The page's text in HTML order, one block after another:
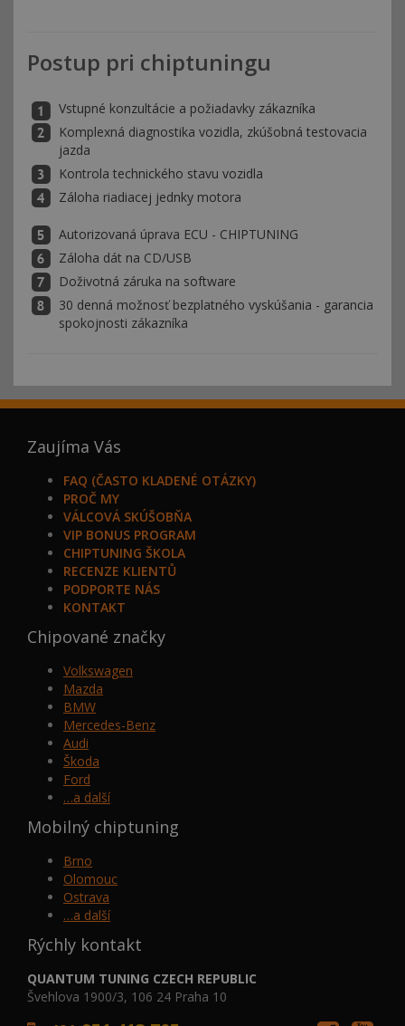
Postup pri chiptuningu
Vstupné konzultácie a požiadavky zákazníka
Komplexná diagnostika vozidla, zkúšobná testovacia
jazda
Kontrola technického stavu vozidla
Záloha riadiacej jednky motora
Autorizovaná úprava ECU - CHIPTUNING
Záloha dát na CD/USB
Doživotná záruka na software
30 denná možnosť bezplatného vyskúšania - garancia
spokojnosti zákazníka
Zaujíma Vás
FAQ (ČASTO KLADENÉ OTÁZKY)
PROČ MY
VÁLCOVÁ SKÚŠOBŇA
VIP BONUS PROGRAM
CHIPTUNING ŠKOLA
RECENZE KLIENTŮ
PODPORTE NÁS
KONTAKT
Chipované značky
Volkswagen
Mazda
BMW
Mercedes-Benz
Audi
Škoda
Ford
…a další
Mobilný chiptuning
Brno
Olomouc
Ostrava
…a další
Rýchly kontakt
QUANTUM TUNING CZECH REPUBLIC
Švehlova 1900/3, 106 24 Praha 10